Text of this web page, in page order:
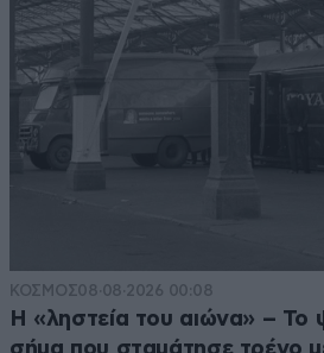
ΚΟΣΜΟΣ08·08·2026 00:08
Η «ληστεία του αιώνα» – Το